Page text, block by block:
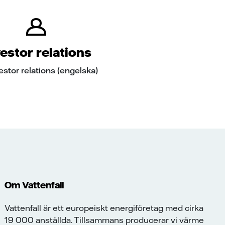
relations
relations (engelska)
Om Vattenfall
Vattenfall är ett europeiskt energiföretag med cirka
19 000 anställda. Tillsammans producerar vi värme